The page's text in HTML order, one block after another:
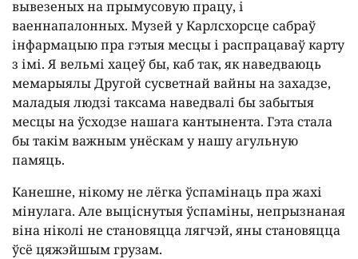
вывезеных на прымусовую працу, і
ваеннапалонных. Музей у Карлсхорсце сабраў
інфармацыю пра гэтыя месцы і распрацаваў карту
з імі. Я вельмі хацеў бы, каб так, як наведваюць
мемарыялы Другой сусветнай вайны на захадзе,
маладыя людзі таксама наведвалі бы забытыя
месцы на ўсходзе нашага кантынента. Гэта стала
бы такім важным унёскам у нашу агульную
памяць.
Канешне, нікому не лёгка ўспамінаць пра жахі
мінулага. Але выціснутыя ўспаміны, непрызнаная
віна ніколі не становяцца лягчэй, яны становяцца
ўсё цяжэйшым грузам.